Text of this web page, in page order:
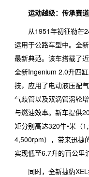
运动越级：传承赛
从1951年初征勒芒
运用于公路车型中。全
最新典范。该车搭载了
全新Ingenium 2.0升四
技，应用了电动液压配
气歧管以及双涡管涡轮
与燃油效率。新车提供
矩分别高达320牛•米（
4,500rpm），带来迅捷
实现低至6.7升的百公里
同时，全新捷豹